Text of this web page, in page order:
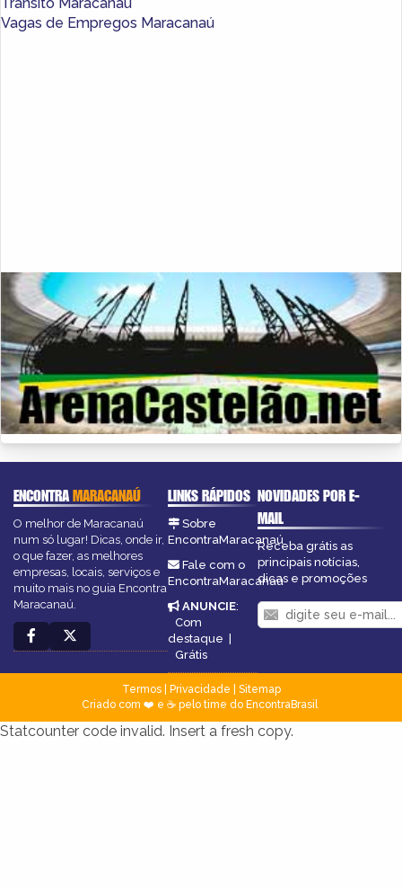
Vagas de Empregos Maracanaú
ENCONTRAMARACANAÚ
O melhor de Maracanaú
num só lugar! Dicas, onde ir,
o que fazer, as melhores
empresas, locais, serviços e
muito mais no guia Encontra
Maracanaú.
LINKS RÁPIDOS
Sobre
EncontraMaracanaú
Fale com o
EncontraMaracanaú
ANUNCIE:
Com
destaque
Grátis
NOVIDADES POR E-
MAIL
Receba grátis as
principais notícias,
dicas e promoções
Termos| Privacidade
Sitemap
Criado com ❤️ e ☕ pelo time do EncontraBrasil
Statcounter code invalid. Insert a fresh copy.